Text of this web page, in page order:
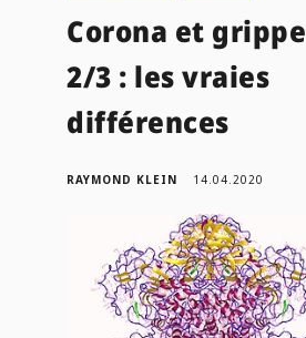
Corona et grippe
2/3 : les vraies
différences
RAYMOND KLEIN 14.04.2020